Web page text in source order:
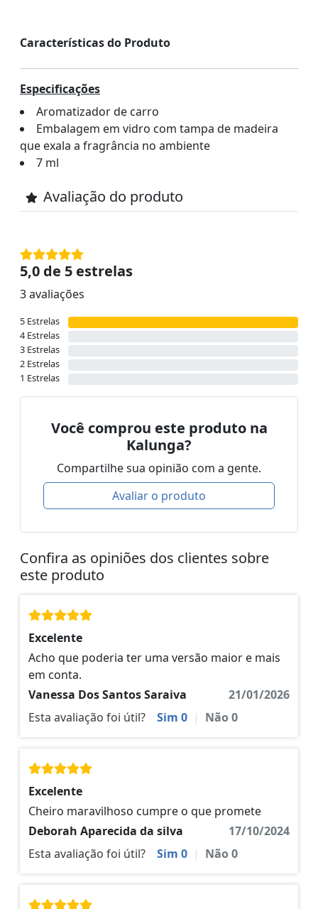
Características do Produto
Especificações
Aromatizador de carro
Embalagem em vidro com tampa de madeira
que exala a fragrância no ambiente
7 ml
Avaliação do produto
5,0 de 5 estrelas
3 avaliações
5 Estrelas
4 Estrelas
3 Estrelas
2 Estrelas
1 Estrelas
Você comprou este produto na
Kalunga?
Compartilhe sua opinião com a gente.
Avaliar o produto
Confira as opiniões dos clientes sobre
este produto
Excelente
Acho que poderia ter uma versão maior e mais
em conta.
Vanessa Dos Santos Saraiva
21/01/2026
Esta avaliação foi útil?
Sim 0 | Não0
Excelente
Cheiro maravilhoso cumpre o que promete
Deborah Aparecida da silva
17/10/2024
Esta avaliação foi útil?
Sim 0 | Não0